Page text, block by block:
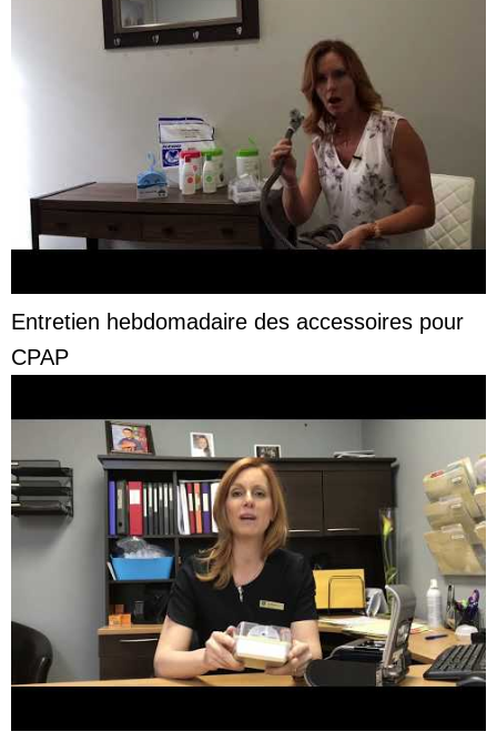
Entretien hebdomadaire des accessoires pour
CPAP